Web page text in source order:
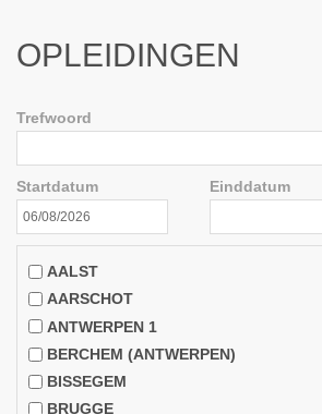
OPLEIDINGEN
Trefwoord
Startdatum
Startdatum
Datum
Einddatum
AALST
AARSCHOT
ANTWERPEN 1
BERCHEM (ANTWERPEN)
BISSEGEM
BRUGGE